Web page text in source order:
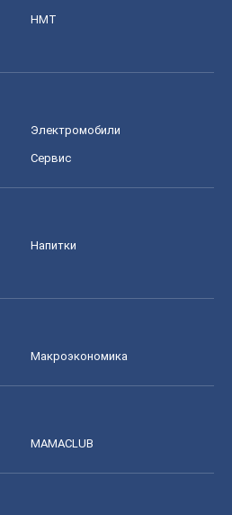
НМТ
Электромобили
Сервис
Напитки
Mакроэкономика
MAMACLUB